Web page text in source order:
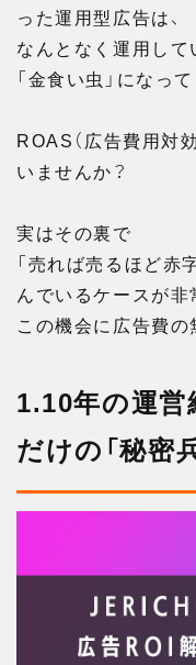
った運用型広告は、
なんとなく運用し
「金食い虫」になっ
ROAS（広告費用対
いませんか？
実はその裏で
「売れば売るほど赤
んでいるケースが非
この機会に広告費
1.10年の運営
だけの「秘密